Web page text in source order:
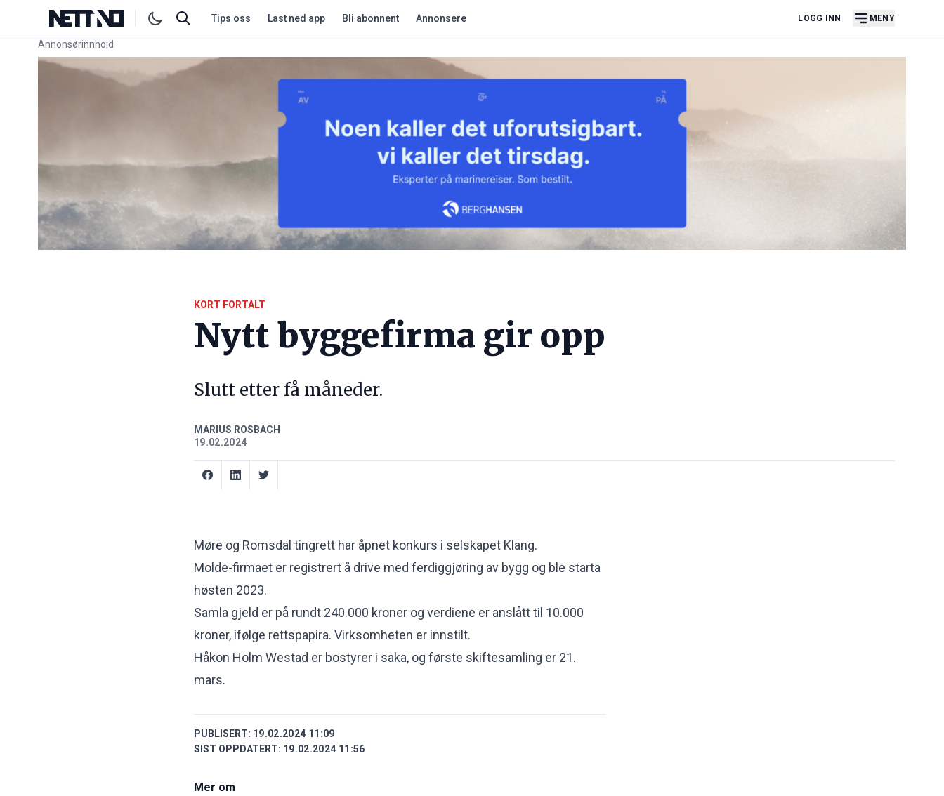
Tips oss Last ned app Bli abonnent Annonsere LOGG INN MENY
Annonsørinnhold
Link for annonse
KORT FORTALT
Nytt byggefirma gir opp
Slutt etter få måneder.
MARIUS ROSBACH
19.02.2024
Møre og Romsdal tingrett har åpnet konkurs i selskapet Klang.
Molde-firmaet er registrert å drive med ferdiggjøring av bygg og ble starta
høsten 2023.
Samla gjeld er på rundt 240.000 kroner og verdiene er anslått til 10.000
kroner, ifølge rettspapira. Virksomheten er innstilt.
Håkon Holm Westad er bostyrer i saka, og første skiftesamling er 21.
mars.
PUBLISERT: 19.02.2024 11:09
SIST OPPDATERT: 19.02.2024 11:56
Mer om